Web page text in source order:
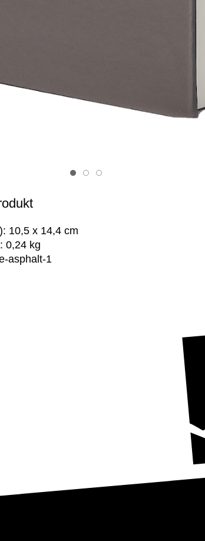
Item 1
Item 2Item 3
10,5 x 14,4 cm
0,24 kg
asphalt-1